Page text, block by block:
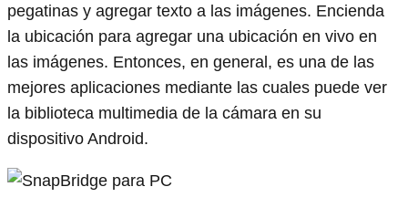
pegatinas y agregar texto a las imágenes. Encienda
la ubicación para agregar una ubicación en vivo en
las imágenes. Entonces, en general, es una de las
mejores aplicaciones mediante las cuales puede ver
la biblioteca multimedia de la cámara en su
dispositivo Android.